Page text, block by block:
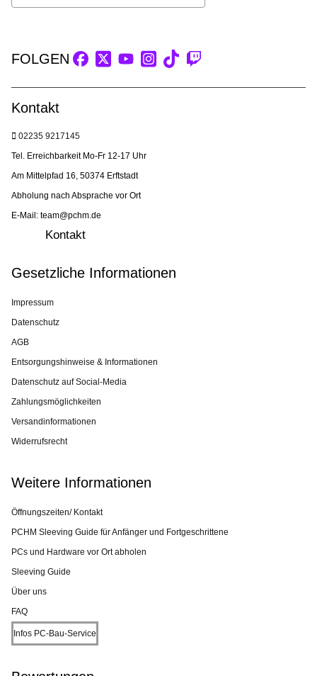
FOLGEN
Kontakt
02235 9217145
Tel. Erreichbarkeit Mo-Fr 12-17 Uhr
Am Mittelpfad 16, 50374 Erftstadt
Abholung nach Absprache vor Ort
E-Mail: team@pchm.de
Kontakt
Gesetzliche Informationen
Impressum
Datenschutz
AGB
Entsorgungshinweise & Informationen
Datenschutz auf Social-Media
Zahlungsmöglichkeiten
Versandinformationen
Widerrufsrecht
Weitere Informationen
Öffnungszeiten/ Kontakt
PCHM Sleeving Guide für Anfänger und Fortgeschrittene
PCs und Hardware vor Ort abholen
Sleeving Guide
Über uns
FAQ
Infos PC-Bau-Service